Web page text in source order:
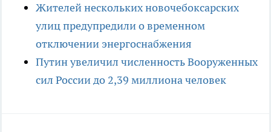
Жителей нескольких новочебоксарских
улиц предупредили о временном
отключении энергоснабжения
Путин увеличил численность Вооруженных
сил России до 2,39 миллиона человек